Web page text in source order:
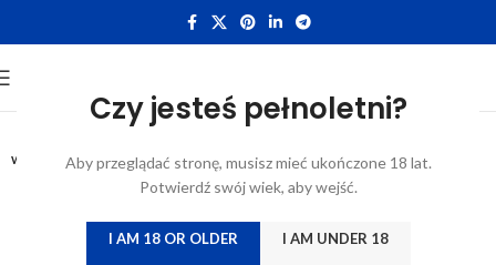
Czy jesteś pełnoletni?
Aby przeglądać stronę, musisz mieć ukończone 18 lat.
Potwierdź swój wiek, aby wejść.
I AM 18 OR OLDER I AM UNDER 18
WYTRAWNE